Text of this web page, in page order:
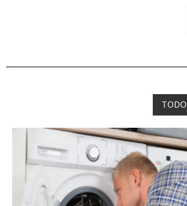
TODO